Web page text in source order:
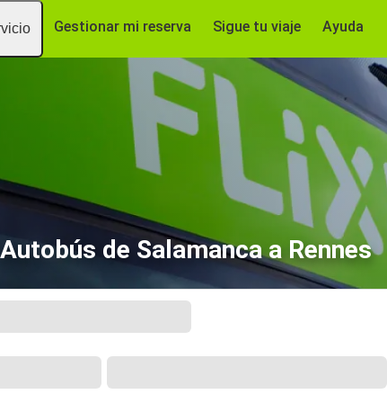
Gestionar mi reserva Sigue tu viaje Ayuda
Autobús de Salamanca a Rennes